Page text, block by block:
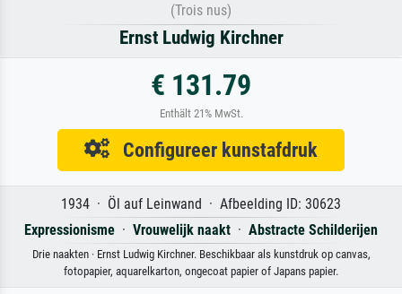
(Trois nus)
Ernst Ludwig Kirchner
€ 131.79
Enthält 21% MwSt.
Configureer kunstafdruk
1934 · Öl auf Leinwand · Afbeelding ID: 30623
Expressionisme · Vrouwelijk naakt · Abstracte Schilderijen
Drie naakten · Ernst Ludwig Kirchner. Beschikbaar als kunstdruk op canvas,
fotopapier, aquarelkarton, ongecoat papier of Japans papier.